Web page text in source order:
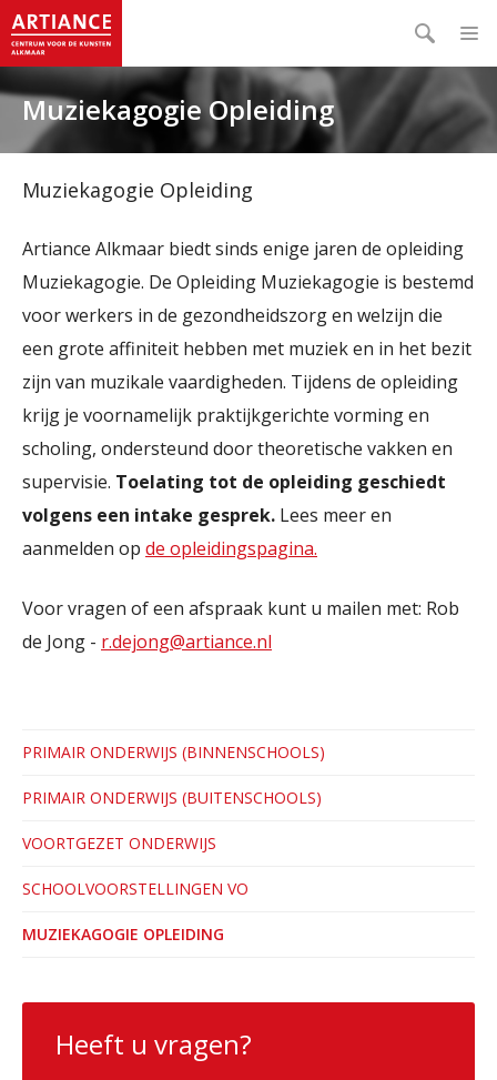
Muziekagogie Opleiding
Muziekagogie Opleiding
Artiance Alkmaar biedt sinds enige jaren de opleiding
Muziekagogie. De Opleiding Muziekagogie is bestemd
voor werkers in de gezondheidszorg en welzijn die
een grote affiniteit hebben met muziek en in het bezit
zijn van muzikale vaardigheden. Tijdens de opleiding
krijg je voornamelijk praktijkgerichte vorming en
scholing, ondersteund door theoretische vakken en
supervisie. Toelating tot de opleiding geschiedt
volgens een intake gesprek. Lees meer en
aanmelden op de opleidingspagina.
Voor vragen of een afspraak kunt u mailen met: Rob
de Jong - r.dejong@artiance.nl
PRIMAIR ONDERWIJS (BINNENSCHOOLS)
PRIMAIR ONDERWIJS (BUITENSCHOOLS)
VOORTGEZET ONDERWIJS
SCHOOLVOORSTELLINGEN VO
MUZIEKAGOGIE OPLEIDING
Heeft u vragen?